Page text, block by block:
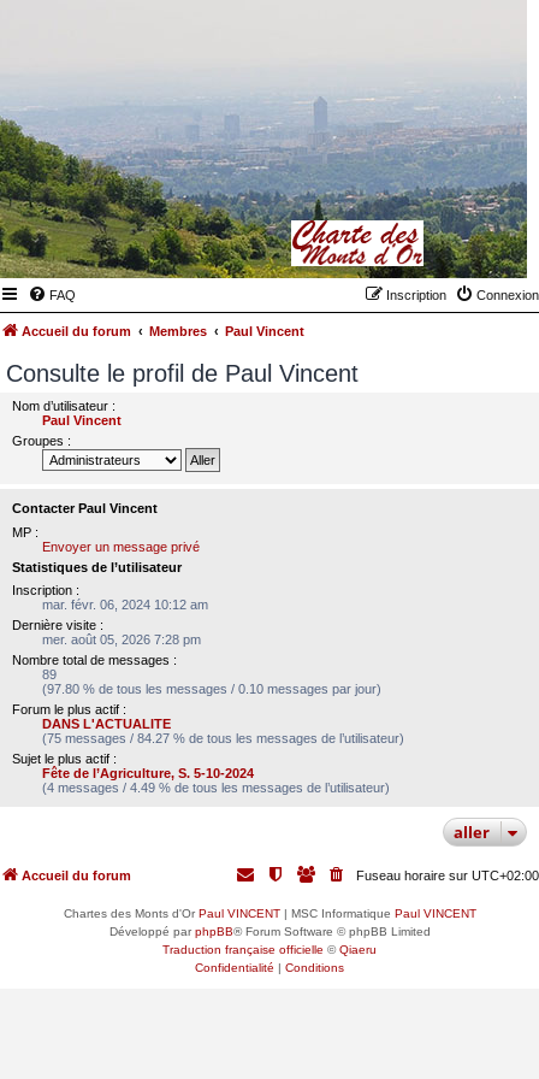
FAQ Connexion
Inscription
Accueil du forum Membres Paul Vincent
Consulte le profil de Paul Vincent
Nom d’utilisateur :
Paul Vincent
Groupes :
Contacter Paul Vincent
MP :
Envoyer un message privé
Statistiques de l’utilisateur
Inscription :
mar. févr. 06, 2024 10:12 am
Dernière visite :
mer. août 05, 2026 7:28 pm
Nombre total de messages :
89
(97.80 % de tous les messages / 0.10 messages par jour)
Forum le plus actif :
DANS L'ACTUALITE
(75 messages / 84.27 % de tous les messages de l’utilisateur)
Sujet le plus actif :
Fête de l’Agriculture, S. 5-10-2024
(4 messages / 4.49 % de tous les messages de l’utilisateur)
aller
Accueil du forum Fuseau horaire sur UTC+02:00
Chartes des Monts d'OrPaul VINCENT| MSC Informatique Paul VINCENT
Développé parphpBB® Forum Software © phpBB Limited
Traduction française officielle ©Qiaeru
Confidentialité | Conditions